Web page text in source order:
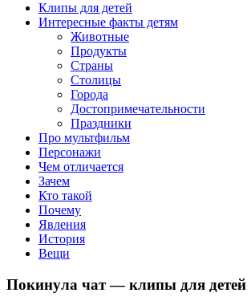
интересные факты про страны, столицы и
мультфильмов, мульт-клипы, песни из
клипы, интересные факты о мультфильмах
мультфильмов
Клипы для детей
Интересные факты детям
Животные
Продукты
Страны
Столицы
Города
Достопримечательности
Праздники
Про мультфильм
Персонажи
Чем отличается
Зачем
Кто такой
Почему
Явления
История
Вещи
Покинула чат — клипы для детей